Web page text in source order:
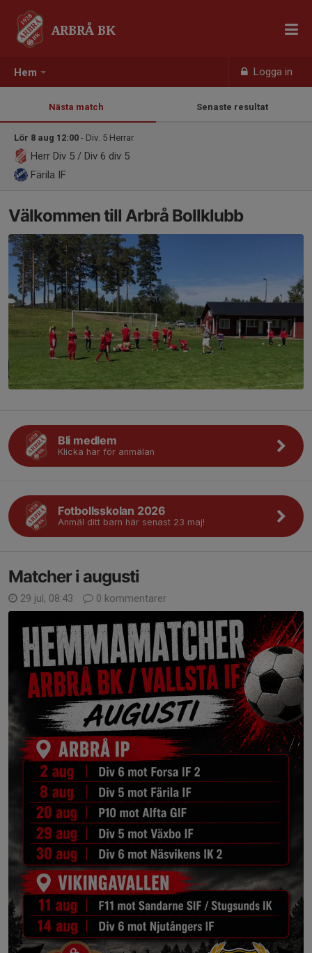
Hem Logga in
ARBRÅ BK
Nästa match Senaste resultat
Lör 8 aug 12:00 - Div. 5 Herrar
Herr Div 5 / Div 6 div 5
Färila IF
Välkommen till Arbrå Bollklubb
Bli medlem
Klicka här för anmälan
Fotbollsskolan 2026
Anmäl ditt barn här senast 23 maj!
Matcher i augusti
29 jul, 08:43 0 kommentarer